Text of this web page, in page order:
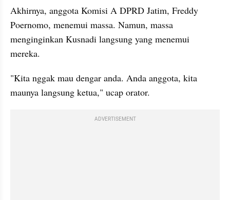
Akhirnya, anggota Komisi A DPRD Jatim, Freddy
Poernomo, menemui massa. Namun, massa
menginginkan Kusnadi langsung yang menemui
mereka.
"Kita nggak mau dengar anda. Anda anggota, kita
maunya langsung ketua," ucap orator.
ADVERTISEMENT